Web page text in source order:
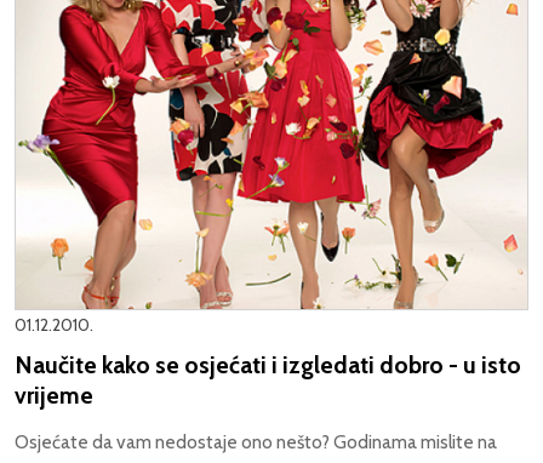
01.12.2010.
Naučite kako se osjećati i izgledati dobro - u isto
vrijeme
Osjećate da vam nedostaje ono nešto? Godinama mislite na